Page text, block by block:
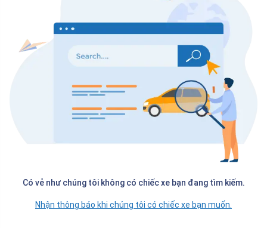
Có vẻ như chúng tôi không có chiếc xe bạn đang tìm kiếm.
Nhận thông báo khi chúng tôi có chiếc xe bạn muốn.